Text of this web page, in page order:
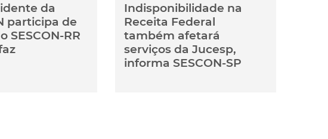
da
participa de
SESCON-RR
Indisponibilidade na
Receita Federal
também afetará
serviços da Jucesp,
informa SESCON-SP